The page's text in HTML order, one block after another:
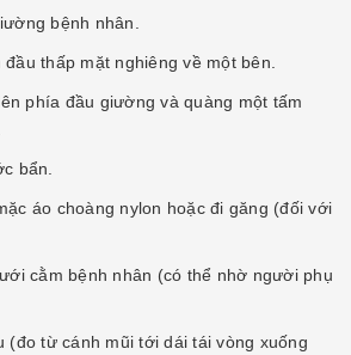
bệnh nhân.
thấp mặt nghiêng về một bên.
phía đầu giường và quàng một tấm
bẩn.
áo choàng nylon hoặc đi găng (đối với
cằm bệnh nhân (có thể nhờ người phụ
(đo từ cánh mũi tới dái tái vòng xuống